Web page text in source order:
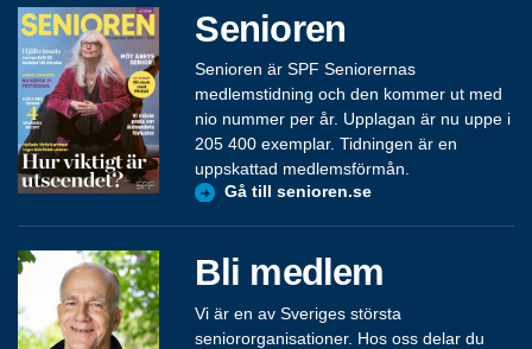
Senioren
Senioren är SPF Seniorernas
medlemstidning och den kommer ut med
nio nummer per år. Upplagan är nu uppe i
205 400 exemplar. Tidningen är en
uppskattad medlemsförmån.
Gå till senioren.se
Bli medlem
Vi är en av Sveriges största
seniororganisationer. Hos oss delar du